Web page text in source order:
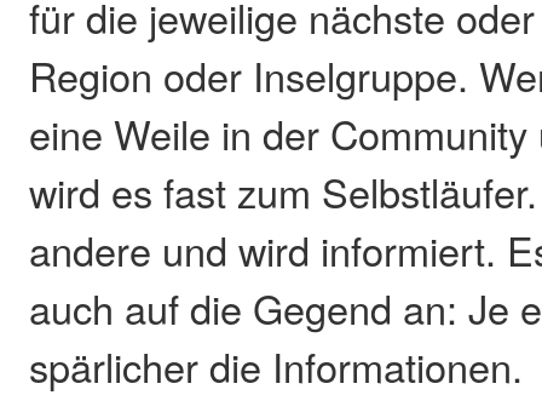
für die jeweilige nächste
Region oder Inselgruppe.
eine Weile in der
wird es fast zum
andere und wird informiert.
auch auf die Gegend an: Je
spärlicher die Informationen.